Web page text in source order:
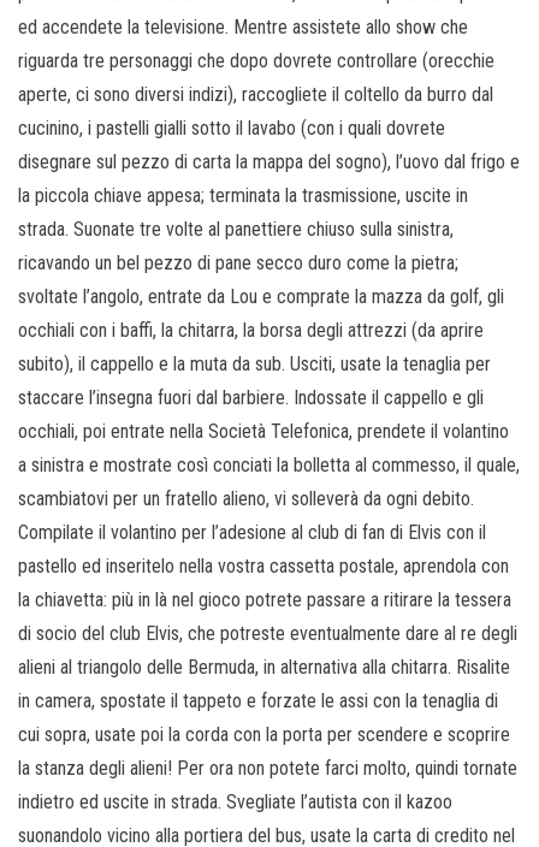
ed accendete la televisione. Mentre assistete allo show che
riguarda tre personaggi che dopo dovrete controllare (orecchie
aperte, ci sono diversi indizi), raccogliete il coltello da burro dal
cucinino, i pastelli gialli sotto il lavabo (con i quali dovrete
disegnare sul pezzo di carta la mappa del sogno), l’uovo dal frigo e
la piccola chiave appesa; terminata la trasmissione, uscite in
strada. Suonate tre volte al panettiere chiuso sulla sinistra,
ricavando un bel pezzo di pane secco duro come la pietra;
svoltate l’angolo, entrate da Lou e comprate la mazza da golf, gli
occhiali con i baffi, la chitarra, la borsa degli attrezzi (da aprire
subito), il cappello e la muta da sub. Usciti, usate la tenaglia per
staccare l’insegna fuori dal barbiere. Indossate il cappello e gli
occhiali, poi entrate nella Società Telefonica, prendete il volantino
a sinistra e mostrate così conciati la bolletta al commesso, il quale,
scambiatovi per un fratello alieno, vi solleverà da ogni debito.
Compilate il volantino per l’adesione al club di fan di Elvis con il
pastello ed inseritelo nella vostra cassetta postale, aprendola con
la chiavetta: più in là nel gioco potrete passare a ritirare la tessera
di socio del club Elvis, che potreste eventualmente dare al re degli
alieni al triangolo delle Bermuda, in alternativa alla chitarra. Risalite
in camera, spostate il tappeto e forzate le assi con la tenaglia di
cui sopra, usate poi la corda con la porta per scendere e scoprire
la stanza degli alieni! Per ora non potete farci molto, quindi tornate
indietro ed uscite in strada. Svegliate l’autista con il kazoo
suonandolo vicino alla portiera del bus, usate la carta di credito nel